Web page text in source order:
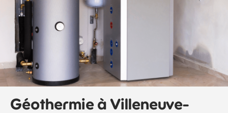
Géothermie à Villeneuve-